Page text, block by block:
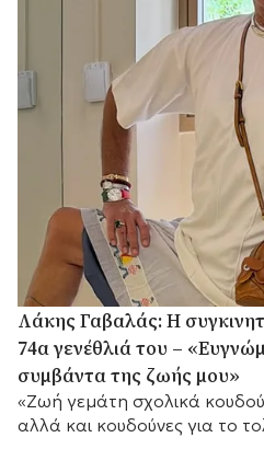
Λάκης Γαβαλάς: Η
74α γενέθλιά του –
συμβάντα της ζωής μου»
«Ζωή γεμάτη σχολικά
αλλά και κουδούνες για το